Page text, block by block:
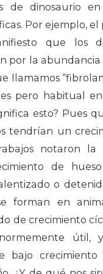
de dinosaurio
Por ejemplo, el
que los
por la
llamamos
pero habitual
esto? Pues
tendrían un
notaron la
de
o
forman en
de crecimiento
útil,
bajo